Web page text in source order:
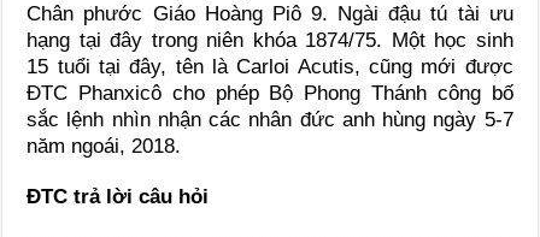
Chân phước Giáo Hoàng Piô 9. Ngài đậu tú tài ưu
hạng tại đây trong niên khóa 1874/75. Một học sinh
15 tuổi tại đây, tên là Carloi Acutis, cũng mới được
ĐTC Phanxicô cho phép Bộ Phong Thánh công bố
sắc lệnh nhìn nhận các nhân đức anh hùng ngày 5-7
năm ngoái, 2018.
ĐTC trả lời câu hỏi